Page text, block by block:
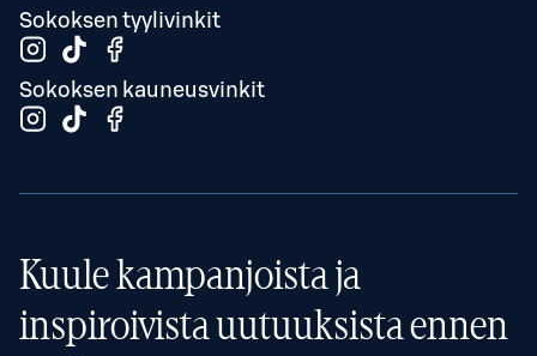
Sokoksen tyylivinkit
Sokoksen kauneusvinkit
Kuule kampanjoista ja
inspiroivista uutuuksista ennen